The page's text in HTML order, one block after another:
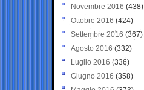
Novembre 2016 (438)
Ottobre 2016 (424)
Settembre 2016 (367)
Agosto 2016 (332)
Luglio 2016 (336)
Giugno 2016 (358)